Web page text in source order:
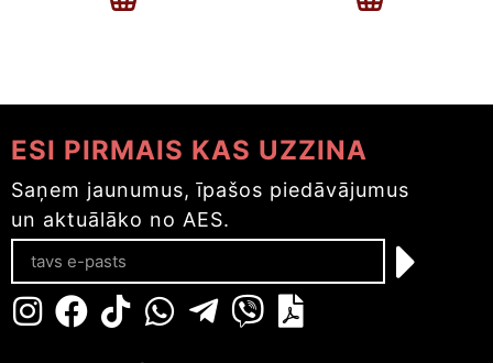
ESI PIRMAIS KAS UZZINA
Saņem jaunumus, īpašos piedāvājumus
un aktuālāko no AES.